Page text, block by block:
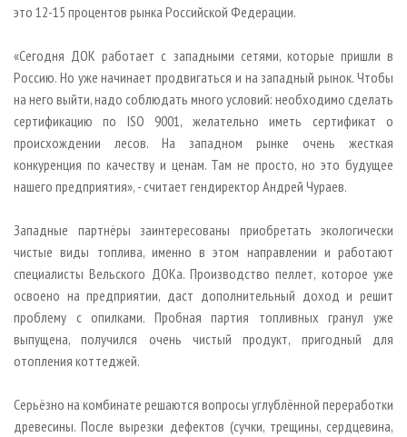
это 12-15 процентов рынка Российской Федерации.
«Сегодня ДОК работает с западными сетями, которые пришли в
Россию. Но уже начинает продвигаться и на западный рынок. Чтобы
на него выйти, надо соблюдать много условий: необходимо сделать
сертификацию по ISO 9001, желательно иметь сертификат о
происхождении лесов. На западном рынке очень жесткая
конкуренция по качеству и ценам. Там не просто, но это будущее
нашего предприятия», - считает гендиректор Андрей Чураев.
Западные партнёры заинтересованы приобретать экологически
чистые виды топлива, именно в этом направлении и работают
специалисты Вельского ДОКа. Производство пеллет, которое уже
освоено на предприятии, даст дополнительный доход и решит
проблему с опилками. Пробная партия топливных гранул уже
выпущена, получился очень чистый продукт, пригодный для
отопления коттеджей.
Серьёзно на комбинате решаются вопросы углублённой переработки
древесины. После вырезки дефектов (сучки, трещины, сердцевина,